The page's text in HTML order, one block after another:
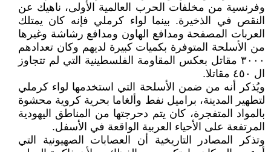
وفرنسية من مخلفات الحرب العالمية الأولى، ناهيك عن
النقص في الذخيرة. بينما لواء كرملي فإنه كان يمتلك
العربات المصفحة ومدافع الهاون ومدافع رشاشة وغيرها
من الأسلحة المتوفرة بكميات كبيرة لديهم وكان تعدادهم
٣٠٠٠ مقاتل بعكس المقاومة الفلسطينية التي لم تتجاوز
ال ٤٥٠ مقاتلا.
ويُذكر أنه من ضمن الأسلحة التي استخدمها لواء كرملي
لتطهير المدينة، براميل نفط وألغاما بحرية كروية محشوة
بالمواد المتفجرة، كان يتم دحرجتها من المناطق اليهودية
المرتفعة على الأحياء العربية الواقعة في الأسفل.
وتذكر المصادر التاريخية أن العصابات الصهيونية التي